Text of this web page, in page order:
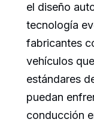
el diseño
tecnología
fabricantes
vehículos
estándares
puedan
conducción